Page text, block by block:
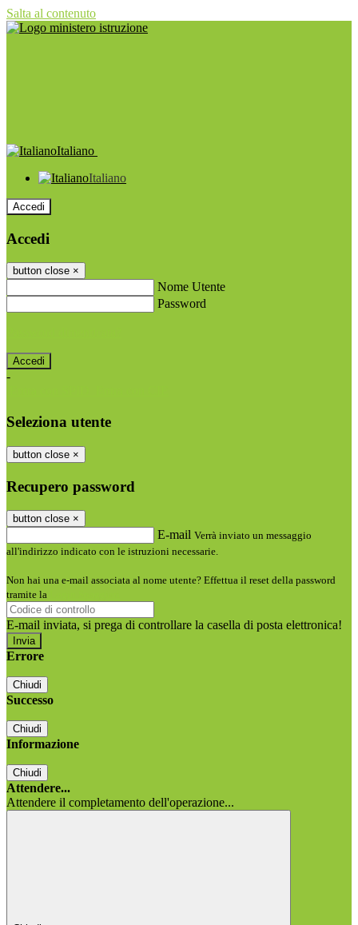
Salta al contenuto
Italiano
Italiano
Accedi
Accedi
button close ×
Nome Utente
Password
-
Seleziona utente
button close ×
Recupero password
button close ×
E-mail Verrà inviato un messaggio
all'indirizzo indicato con le istruzioni necessarie.
Non hai una e-mail associata al nome utente? Effettua il reset della password
tramite la
E-mail inviata, si prega di controllare la casella di posta elettronica!
Errore
Chiudi
Successo
Chiudi
Informazione
Chiudi
Attendere...
Attendere il completamento dell'operazione...